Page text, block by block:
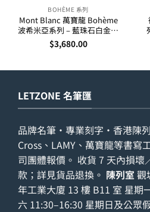
BOHÈME 系列
Mont Blanc 萬寶龍 Bohème
波希米亞系列 – 藍珠石白金夾
走珠筆 25330
$3,680.00
LETZONE 名筆匯
品牌名筆・專業刻字・香港陳
Cross、LAMY、萬寶龍等書寫
司團體報價。 收貨 7 天內損壞
款；詳見貨品退換 。 陳列室 觀
年工業大廈 13 樓 B11 室 星期
六 11:30–16:30 星期日及公眾